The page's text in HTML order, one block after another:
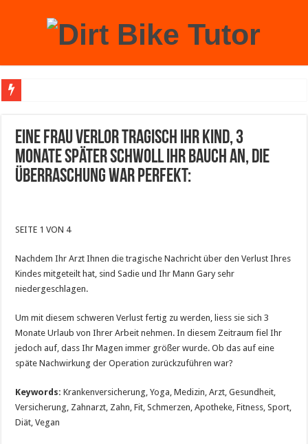
Eine Frau verlor tragisch ihr Kind, 3
Monate später schwoll ihr Bauch an, die
Überraschung war perfekt:
SEITE 1 VON 4
Nachdem Ihr Arzt Ihnen die tragische Nachricht über den Verlust Ihres
Kindes mitgeteilt hat, sind Sadie und Ihr Mann Gary sehr
niedergeschlagen.
Um mit diesem schweren Verlust fertig zu werden, liess sie sich 3
Monate Urlaub von Ihrer Arbeit nehmen. In diesem Zeitraum fiel Ihr
jedoch auf, dass Ihr Magen immer größer wurde. Ob das auf eine
späte Nachwirkung der Operation zurückzuführen war?
Keywords: Krankenversicherung, Yoga, Medizin, Arzt, Gesundheit,
Versicherung, Zahnarzt, Zahn, Fit, Schmerzen, Apotheke, Fitness, Sport,
Diät, Vegan